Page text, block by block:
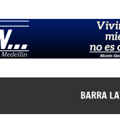
BARRA